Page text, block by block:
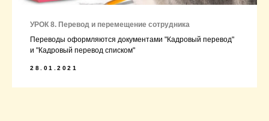
УРОК 8. Перевод и перемещение сотрудника
Переводы оформляются документами "Кадровый перевод"
и "Кадровый перевод списком"
28.01.2021